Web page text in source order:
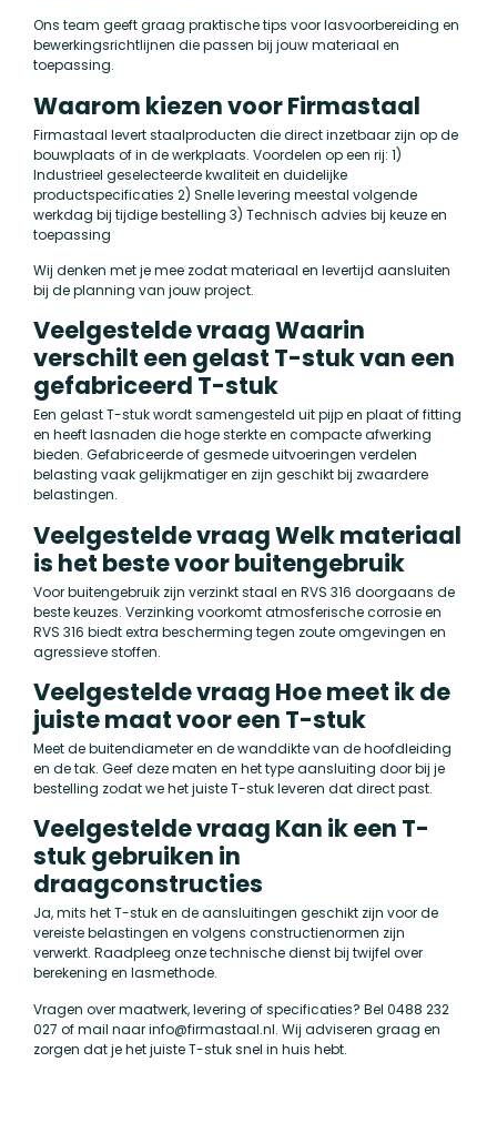
Ons team geeft graag praktische tips voor lasvoorbereiding en
bewerkingsrichtlijnen die passen bij jouw materiaal en
toepassing.
Waarom kiezen voor Firmastaal
Firmastaal levert staalproducten die direct inzetbaar zijn op de
bouwplaats of in de werkplaats. Voordelen op een rij: 1)
Industrieel geselecteerde kwaliteit en duidelijke
productspecificaties 2) Snelle levering meestal volgende
werkdag bij tijdige bestelling 3) Technisch advies bij keuze en
toepassing
Wij denken met je mee zodat materiaal en levertijd aansluiten
bij de planning van jouw project.
Veelgestelde vraag Waarin
verschilt een gelast T-stuk van een
gefabriceerd T-stuk
Een gelast T-stuk wordt samengesteld uit pijp en plaat of fitting
en heeft lasnaden die hoge sterkte en compacte afwerking
bieden. Gefabriceerde of gesmede uitvoeringen verdelen
belasting vaak gelijkmatiger en zijn geschikt bij zwaardere
belastingen.
Veelgestelde vraag Welk materiaal
is het beste voor buitengebruik
Voor buitengebruik zijn verzinkt staal en RVS 316 doorgaans de
beste keuzes. Verzinking voorkomt atmosferische corrosie en
RVS 316 biedt extra bescherming tegen zoute omgevingen en
agressieve stoffen.
Veelgestelde vraag Hoe meet ik de
juiste maat voor een T-stuk
Meet de buitendiameter en de wanddikte van de hoofdleiding
en de tak. Geef deze maten en het type aansluiting door bij je
bestelling zodat we het juiste T-stuk leveren dat direct past.
Veelgestelde vraag Kan ik een T-
stuk gebruiken in
draagconstructies
Ja, mits het T-stuk en de aansluitingen geschikt zijn voor de
vereiste belastingen en volgens constructienormen zijn
verwerkt. Raadpleeg onze technische dienst bij twijfel over
berekening en lasmethode.
Vragen over maatwerk, levering of specificaties? Bel 0488 232
027 of mail naarinfo@firmastaal.nl. Wij adviseren graag en
zorgen dat je het juiste T-stuk snel in huis hebt.